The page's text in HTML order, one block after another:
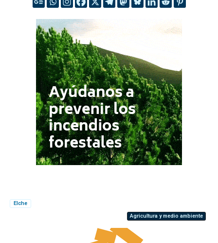
Elche
Agricultura y medio ambiente